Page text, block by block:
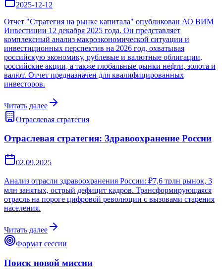
2025-12-12
Отчет "Стратегия на рынке капитала" опубликован АО ВИМ
Инвестиции 12 декабря 2025 года. Он представляет
комплексный анализ макроэкономической ситуации и
инвестиционных перспектив на 2026 год, охватывая
российскую экономику, рублевые и валютные облигации,
российские акции, а также глобальные рынки нефти, золота и
валют. Отчет предназначен для квалифицированных
инвесторов.
Читать далее
Отраслевая стратегия
Отраслевая стратегия: Здравоохранение России
02.09.2025
Анализ отрасли здравоохранения России: ₽7,6 трлн рынок, 3
млн занятых, острый дефицит кадров. Трансформирующаяся
отрасль на пороге цифровой революции с вызовами старения
населения.
Читать далее
Формат сессии
Поиск новой миссии